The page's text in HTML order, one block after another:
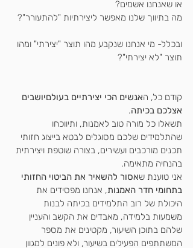
או שאנחנו אשמים?
מה בתיווך שלנו מאפשר ליצירתיות "להתעורר"?
ובכלל- מי אנחנו שנקבע מהו תוצר "יצירתי" ומהו
תוצר "לא יצירתי"?
קודם כל, האנשים הכי יצירתיים בעולםיושבים
אצלכם בכיתה.
תשאלו כל מורה טוב לאמנות, ותיווכחו
שהתלמידים שלכם מסוגלים לבטא בייצוג חזותי
תכנים מורכבים ועשירים, בצורה שוטפת ויצירתית
בהנחיה מתאימה.
אני טוענת שאסור להשאיר את הביטוי החזותי
בתחומי חדר האמנות, אנחנו מפסידים את
היכולת של רוב התלמידים בכיתה לבנות
משמעות בלמידה, מאבדים את הקשב והעניין
שלהם בתוכן השיעור, מקטינים את מספר
המשתתפים הפעילים בשיעור, ולא פונים למגוון